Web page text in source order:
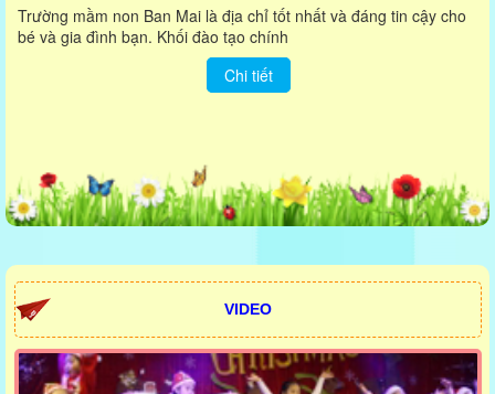
Trường mầm non Ban Mai là địa chỉ tốt nhất và đáng tin cậy cho
bé và gia đình bạn. Khối đào tạo chính
Chi tiết
VIDEO